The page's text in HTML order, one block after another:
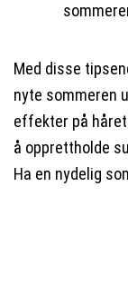
Med disse
nyte sommeren
effekter på
å opprettholde
Ha en nydelig